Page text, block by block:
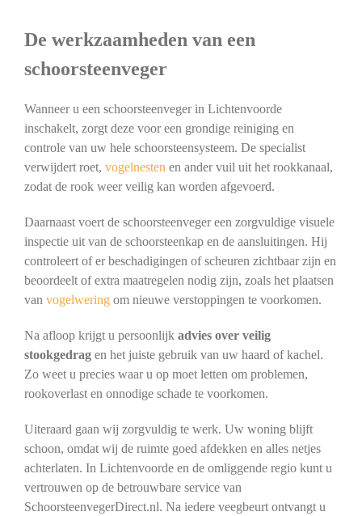
De werkzaamheden van een
schoorsteenveger
Wanneer u een schoorsteenveger in Lichtenvoorde
inschakelt, zorgt deze voor een grondige reiniging en
controle van uw hele schoorsteensysteem. De specialist
verwijdert roet, vogelnesten en ander vuil uit het rookkanaal,
zodat de rook weer veilig kan worden afgevoerd.
Daarnaast voert de schoorsteenveger een zorgvuldige visuele
inspectie uit van de schoorsteenkap en de aansluitingen. Hij
controleert of er beschadigingen of scheuren zichtbaar zijn en
beoordeelt of extra maatregelen nodig zijn, zoals het plaatsen
van vogelweringom nieuwe verstoppingen te voorkomen.
Na afloop krijgt u persoonlijk advies over veilig
stookgedragen het juiste gebruik van uw haard of kachel.
Zo weet u precies waar u op moet letten om problemen,
rookoverlast en onnodige schade te voorkomen.
Uiteraard gaan wij zorgvuldig te werk. Uw woning blijft
schoon, omdat wij de ruimte goed afdekken en alles netjes
achterlaten. In Lichtenvoorde en de omliggende regio kunt u
vertrouwen op de betrouwbare service van
SchoorsteenvegerDirect.nl. Na iedere veegbeurt ontvangt u